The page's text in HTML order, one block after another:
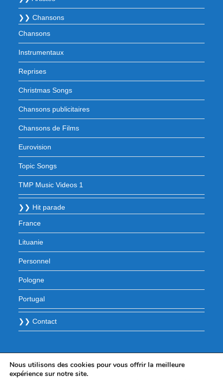
❯❯ Chansons
Chansons
Instrumentaux
Reprises
Christmas Songs
Chansons publicitaires
Chansons de Films
Eurovision
Topic Songs
TMP Music Videos 1
❯❯ Hit parade
France
Lituanie
Personnel
Pologne
Portugal
❯❯ Contact
Nous utilisons des cookies pour vous offrir la meilleure
expérience sur notre site.